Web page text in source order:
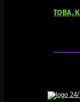
ТОВА,